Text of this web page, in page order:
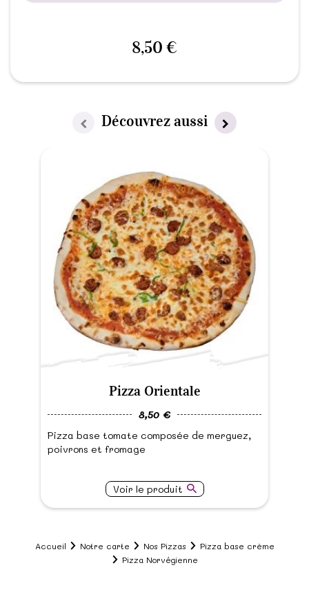
8,50 €
Découvrez aussi
Pizza Orientale
8,50 €
Pizza base tomate composée de merguez,
poivrons et fromage
Voir le produit
Accueil Notre carte Nos Pizzas
Pizza base crème
Pizza Norvégienne